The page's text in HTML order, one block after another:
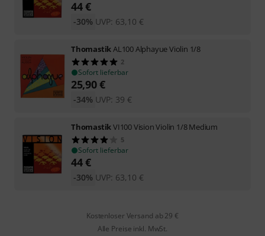
44€
UVP: 63,10 €
-30%
ThomastikAL100 Alphayue Violin 1/8
2
Sofort lieferbar
25,90€
UVP: 39 €
-34%
ThomastikVI100 Vision Violin 1/8 Medium
5
Sofort lieferbar
44€
UVP: 63,10 €
-30%
Kostenloser Versand ab 29 €
Alle Preise inkl. MwSt.